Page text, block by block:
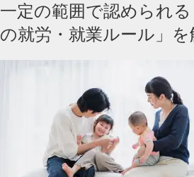
一定の範囲で認められ
の就労・就業ルール」を